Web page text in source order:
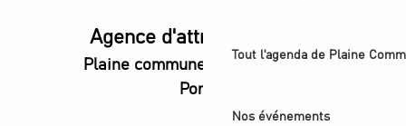
Tout l'agenda de Plaine
Nos événements
Agence d'attractivité POP
Plaine commune vous Ouvre ses
Portes